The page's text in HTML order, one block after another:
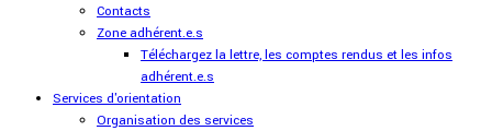
Contacts
Zone adhérent.e.s
Téléchargez la lettre, les comptes rendus et les infos
adhérent.e.s
Services d'orientation
Organisation des services